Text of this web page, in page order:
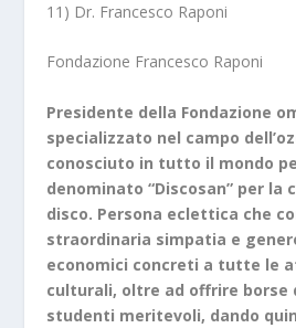
11) Dr. Francesco Raponi
Fondazione Francesco Raponi
Presidente della Fondazione
specializzato nel campo
conosciuto in tutto il mondo
denominato “Discosan” per la
disco. Persona eclettica che
straordinaria simpatia e
economici concreti a tutte le
culturali, oltre ad offrire borse
studenti meritevoli, dando